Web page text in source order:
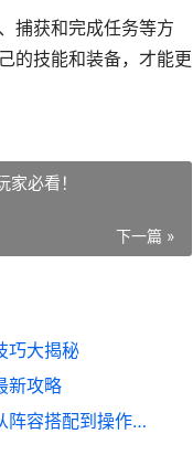
捕获和完成任务等方
的技能和装备，才能更
必看！
下一篇 »
巧大揭秘
新攻略
阴阳师天魔焰通关技巧详解，从阵容搭配到操作心得全都有！